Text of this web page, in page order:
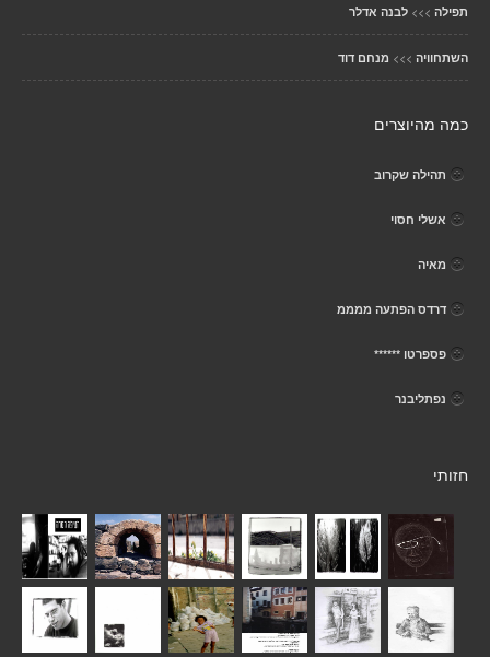
תפילה >>> לבנה אדלר
השתחוויה >>> מנחם דוד
כמה מהיוצרים
תהילה שקרוב
אשלי חסוי
מאיה
דרדס הפתעה ממממ
פספרטו ******
נפתליבנר
חזותי